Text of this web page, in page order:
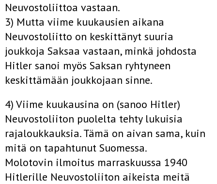
Neuvostoliittoa vastaan.
3) Mutta viime kuukausien aikana
Neuvostoliitto on keskittänyt suuria
joukkoja Saksaa vastaan, minkä johdosta
Hitler sanoi myös Saksan ryhtyneen
keskittämään joukkojaan sinne.
4) Viime kuukausina on (sanoo Hitler)
Neuvostoliiton puolelta tehty lukuisia
rajaloukkauksia. Tämä on aivan sama, kuin
mitä on tapahtunut Suomessa.
Molotovin ilmoitus marraskuussa 1940
Hitlerille Neuvostoliiton aikeista meitä